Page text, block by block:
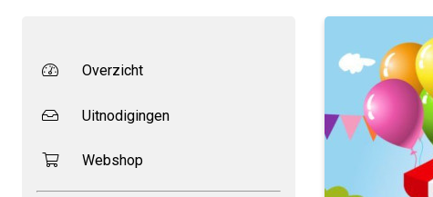
Overzicht
Uitnodigingen
Webshop